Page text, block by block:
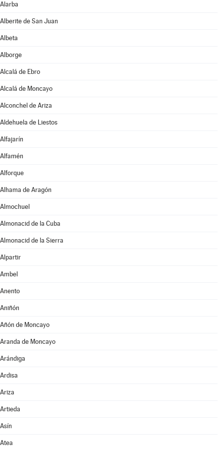
Alarba
Alberite de San Juan
Albeta
Alborge
Alcalá de Ebro
Alcalá de Moncayo
Alconchel de Ariza
Aldehuela de Liestos
Alfajarín
Alfamén
Alforque
Alhama de Aragón
Almochuel
Almonacid de la Cuba
Almonacid de la Sierra
Alpartir
Ambel
Anento
Aniñón
Añón de Moncayo
Aranda de Moncayo
Arándiga
Ardisa
Ariza
Artieda
Asín
Atea